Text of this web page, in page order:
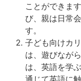
ことができま
び、親は日常
す。
子ども向けカ
は、遊びなが
は、英語を学